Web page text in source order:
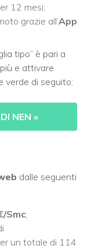
12 mesi;
grazie all’App
tipo” è pari a
e attivare
verde di seguito:
NEN »
dalle seguenti
Smc;
un totale di 114